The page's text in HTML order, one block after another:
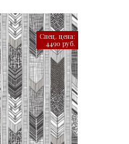
Спец. цена:
4490 руб.